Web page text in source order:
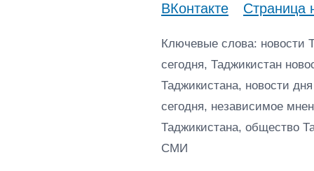
ВКонтакте
Страница
Ключевые слова: новости
сегодня, Таджикистан
Таджикистана, новости
сегодня, независимое
Таджикистана, общество
СМИ